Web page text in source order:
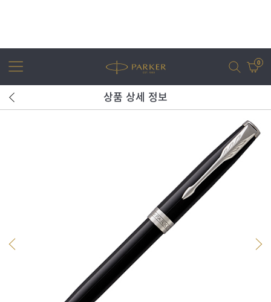
0
조터
상품 상세 정보